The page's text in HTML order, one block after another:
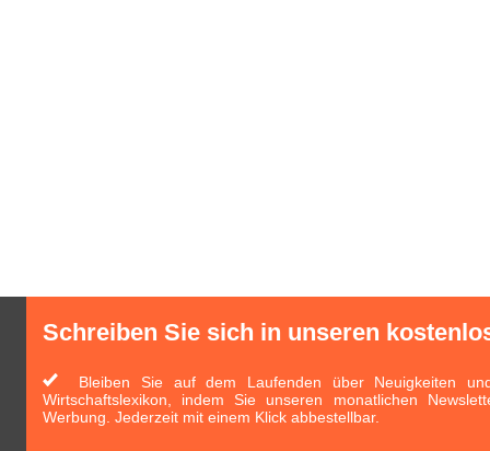
Schreiben Sie sich in unseren
Bleiben Sie auf dem Laufenden über Neuigkeiten
Wirtschaftslexikon, indem Sie unseren monatlichen
Werbung. Jederzeit mit einem Klick abbestellbar.